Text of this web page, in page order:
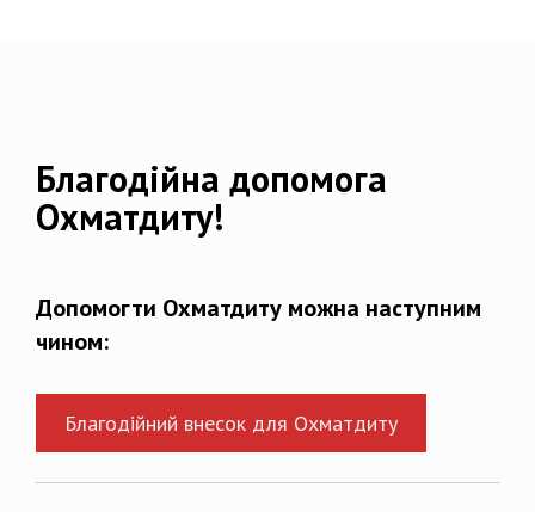
Благодійна допомога
Охматдиту!
Допомогти Охматдиту можна наступним
чином:
Благодійний внесок для Охматдиту